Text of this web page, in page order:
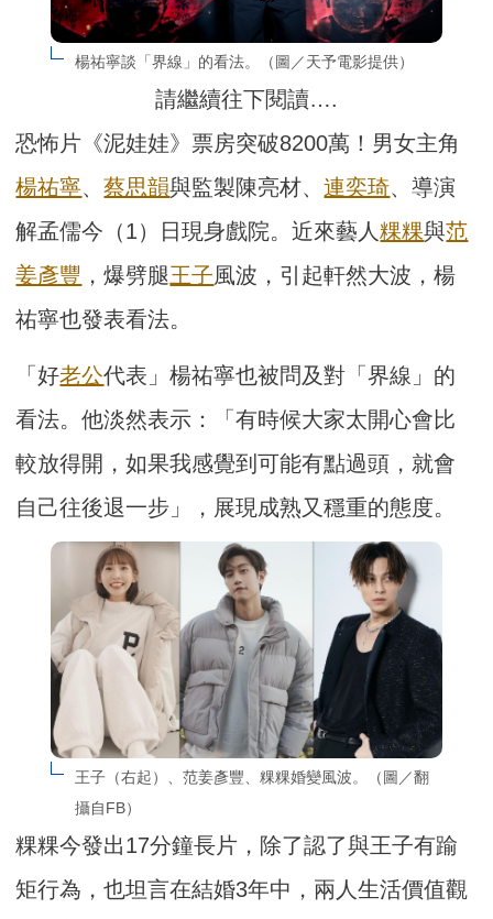
楊祐寧談「界線」的看法。（圖／天予電影提供）
請繼續往下閱讀….
恐怖片《泥娃娃》票房突破8200萬！男女主角
楊祐寧、蔡思韻與監製陳亮材、連奕琦、導演
解孟儒今（1）日現身戲院。近來藝人粿粿與范
姜彥豐 ，爆劈腿王子風波，引起軒然大波，楊
祐寧也發表看法。
「好老公代表」楊祐寧也被問及對「界線」的
看法。他淡然表示：「有時候大家太開心會比
較放得開，如果我感覺到可能有點過頭，就會
自己往後退一步」，展現成熟又穩重的態度。
王子（右起）、范姜彥豐、粿粿婚變風波。（圖／翻
攝自FB）
粿粿今發出17分鐘長片，除了認了與王子有踰
矩行為，也坦言在結婚3年中，兩人生活價值觀